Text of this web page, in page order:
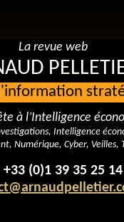
La revue web
à l’Intelligence
Intelligence
Numérique, Cyber, Veilles,
+33 (0)1 39 35 25 14